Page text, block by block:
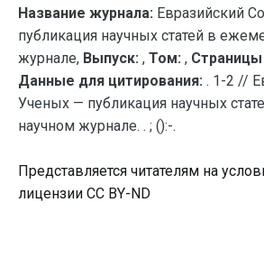
Название журнала: Евразийский
публикация научных статей в
журнале, Выпуск: , Том: ,
Данные для цитирования: . 1-2 //
Ученых — публикация научных
научном журнале. . ; ():-.
Представляется читателям на
лицензии CC BY-ND